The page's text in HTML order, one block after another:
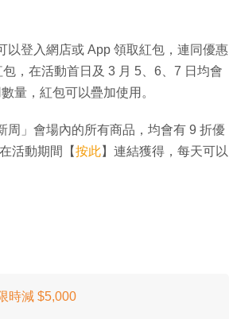
以登入網店或 App 領取紅包，連同優惠
，在活動首日及 3 月 5、6、7 日均會
量，紅包可以疊加使用。
周」會場內的所有商品，均會有 9 折優
活動期間【按此】連結獲得，每天可以
時減 $5,000